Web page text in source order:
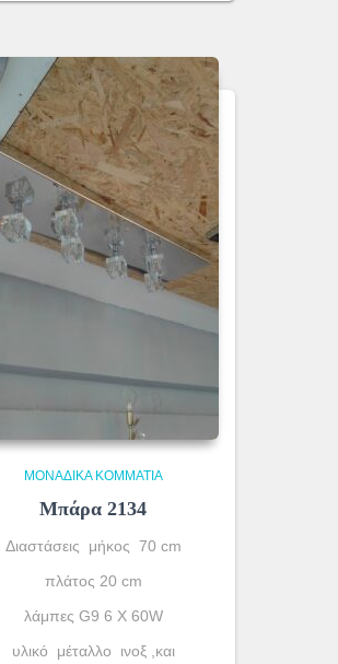
ΜΟΝΆΔΙΚΑ ΚΟΜΜΆΤΙΑ
Μπάρα 2134
Διαστάσεις μήκος 70 cm
πλάτος 20 cm
λάμπες G9 6 X 60W
υλικό μέταλλο ινοξ ,και